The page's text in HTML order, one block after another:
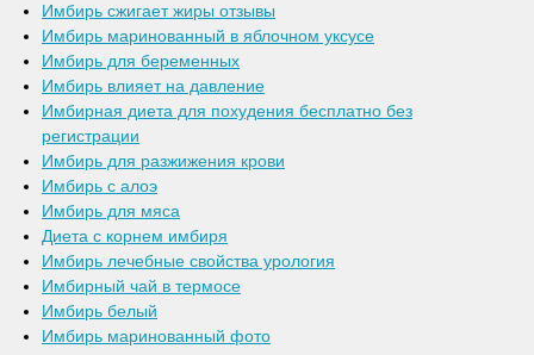
Имбирь сжигает жиры отзывы
Имбирь маринованный в яблочном уксусе
Имбирь для беременных
Имбирь влияет на давление
Имбирная диета для похудения бесплатно без
регистрации
Имбирь для разжижения крови
Имбирь с алоэ
Имбирь для мяса
Диета с корнем имбиря
Имбирь лечебные свойства урология
Имбирный чай в термосе
Имбирь белый
Имбирь маринованный фото